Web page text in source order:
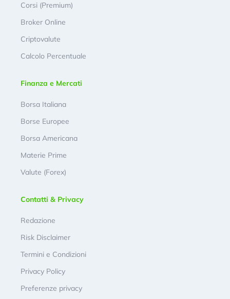
Corsi (Premium)
Broker Online
Criptovalute
Calcolo Percentuale
Finanza e Mercati
Borsa Italiana
Borse Europee
Borsa Americana
Materie Prime
Valute (Forex)
Contatti & Privacy
Redazione
Risk Disclaimer
Termini e Condizioni
Privacy Policy
Preferenze privacy